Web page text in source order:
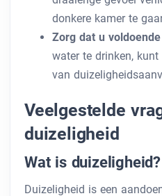
donkere kamer te
Zorg dat u
water te drinken,
van
Veelgestelde
duizeligheid
Wat is duizeligheid?
Duizeligheid is een